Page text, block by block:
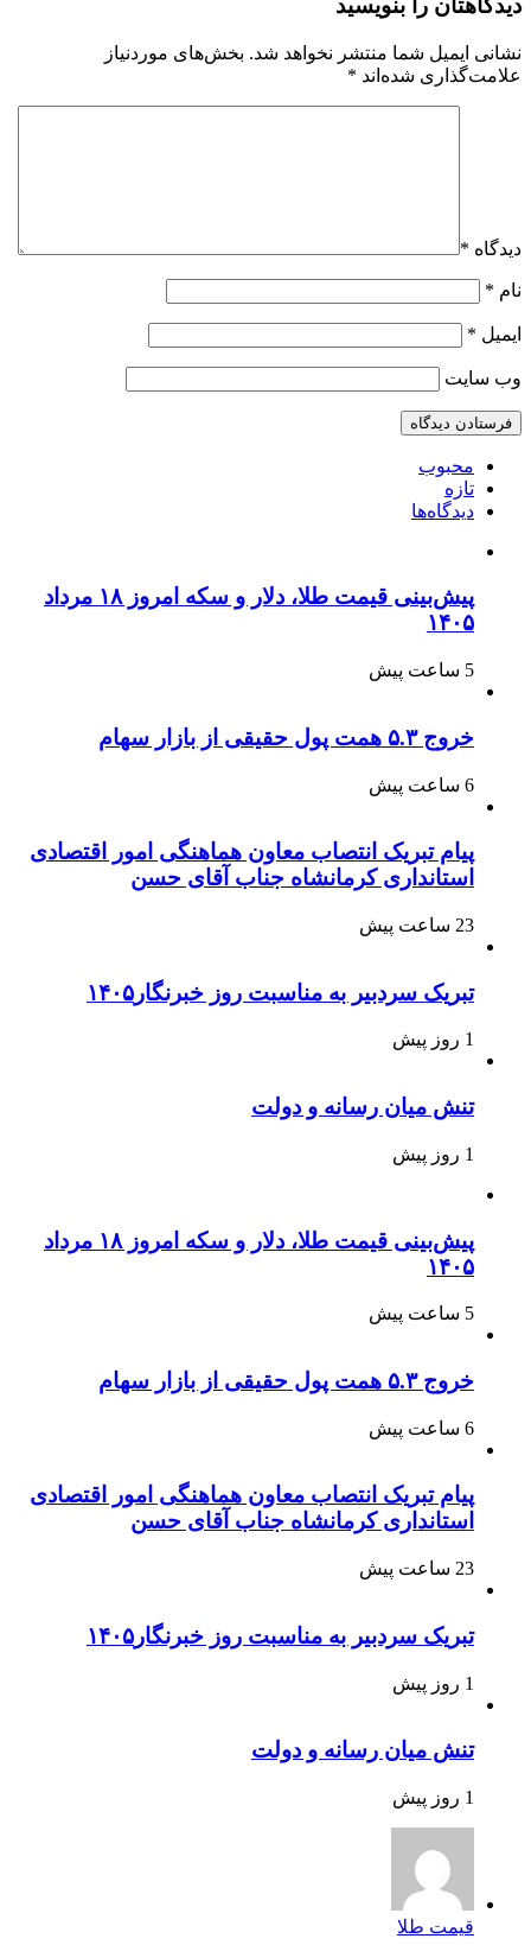
دیدگاهتان را بنویسید
نشانی ایمیل شما منتشر نخواهد شد. بخش‌های موردنیاز
علامت‌گذاری شده‌اند *
دیدگاه *
نام *
ایمیل *
وب‌ سایت
محبوب
تازه
دیدگاه‌ها
پیش‌بینی قیمت طلا، دلار و سکه امروز ۱۸ مرداد
۱۴۰۵
5 ساعت پیش
خروج ۵.۳ همت پول حقیقی از بازار سهام
6 ساعت پیش
پیام تبریک انتصاب معاون هماهنگی امور اقتصادی
استانداری کرمانشاه جناب آقای حسن
23 ساعت پیش
تبریک سردبیر به مناسبت روز خبرنگار۱۴۰۵
1 روز پیش
تنش میان رسانه و دولت
1 روز پیش
پیش‌بینی قیمت طلا، دلار و سکه امروز ۱۸ مرداد
۱۴۰۵
5 ساعت پیش
خروج ۵.۳ همت پول حقیقی از بازار سهام
6 ساعت پیش
پیام تبریک انتصاب معاون هماهنگی امور اقتصادی
استانداری کرمانشاه جناب آقای حسن
23 ساعت پیش
تبریک سردبیر به مناسبت روز خبرنگار۱۴۰۵
1 روز پیش
تنش میان رسانه و دولت
1 روز پیش
قیمت طلا